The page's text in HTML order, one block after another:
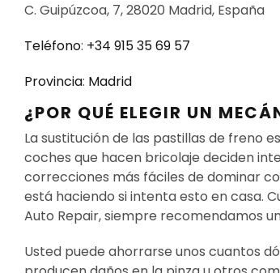
C. Guipúzcoa, 7, 28020 Madrid, España
Teléfono: +34 915 35 69 57
Provincia: Madrid
¿POR QUÉ ELEGIR UN
La sustitución de las pastillas de freno
coches que hacen bricolaje deciden
correcciones más fáciles de dominar
está haciendo si intenta esto en casa.
Auto Repair, siempre recomendamos
Usted puede ahorrarse unos cuantos